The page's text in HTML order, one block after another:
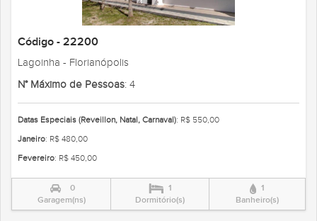
Código - 22200
Lagoinha - Florianópolis
N° Máximo de Pessoas: 4
Datas Especiais (Reveillon, Natal, Carnaval): R$ 550,00
Janeiro: R$ 480,00
Fevereiro: R$ 450,00
0
Garagem(ns)
1
Dormitório(s)
1
Banheiro(s)